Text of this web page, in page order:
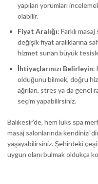
yapılan yorumları
olabilir.
Fiyat Aralığı: Farklı
değişik fiyat aralıklarına
hizmet sunan büyük
İhtiyaçlarınızı Belirleyin:
olduğunu bilmek, doğru
ağrıları, stres ya da genel
seçim yapabilirsiniz.
Balıkesir’de, hem lüks spa
masaj salonlarında kendinizi
yaşayabilirsiniz. Şehirdeki
uygun olanı bulmak oldukça